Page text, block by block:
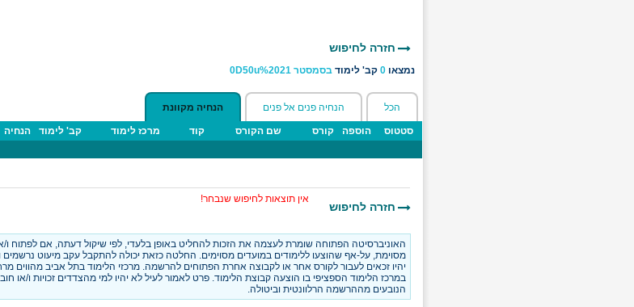
קבוצות
נמצאו0 קב' לימודבסמסטר0D50u%2021
הכל הנחיה פנים אל פנים הנחיה מקוונת
סטטוס הוספה קורס שם הקורס קוד מרכז לימוד קב' לימוד הנחיה
אין תוצאות לחיפוש שנבחר!
האוניברסיטה הפתוחה שומרת לעצמה את הזכות להחליט באופן בלעדי, לפי שיקול דעתה, אם לפתוח ו/
מסוימת, על-אף שהוצעו ללימודים במועדים מסוימים. החלטה כזאת יכולה להתקבל עקב מיעוט
יהיו זכאים לעבור לקורס אחר או לקבוצה אחרת הפתוחים להרשמה. מרכזי הלימוד בתל אביב מהווים
במרכז הלימוד הספציפי בו הוצעה קבוצת הלימוד. פרט לאמור לעיל לא יהיו למי מהצדדים זכויות ו/או
הנובעים מההרשמה הרלוונטית וביטולה.